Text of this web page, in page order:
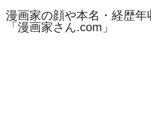
漫画家の顔や本名・経歴年
「漫画家さん.com」